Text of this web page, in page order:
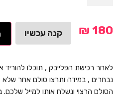
₪ 180 קנה עכשיו
לאחר רכישת הפלייבק , תוכלו להוריד
נבחרים , במידה ותרצו סולם אחר שלא
הסולם הרצוי ונשלח אותו למייל